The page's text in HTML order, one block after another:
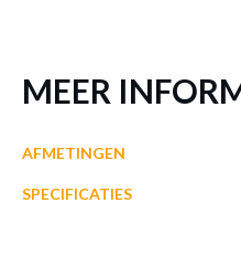
MEER
AFMETINGEN
SPECIFICATIES